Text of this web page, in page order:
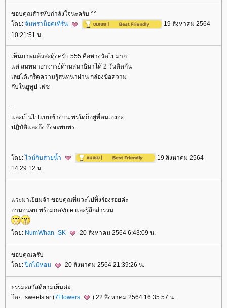
ขอบคุณสำรหับกำลังใจนะครับ ^^
ดย: จันทราน็อคเทิร์น
19 สิงหาคม 2564
10:21:51 น.
เห็นภาพแล้วสะดุ้งครับ 555 คือห่างวัดไปมาก
ต่ สนทนาอาจารย์ด้านสมาธิมาได้ 2 วันติดกัน
เลยได้เกร็ดความรู้สนทนาผ่าน กล่องข้อความ
กับในยูทูป เฟซ
ละเป็นไปแบบข้างบน พรใดก็อยู่ที่ตนเองจะ
ปฏิบัติและถึง จึงจะพบพร..
ดย:ไวน์กับสายน้ำ
19 สิงหาคม 2564
14:29:12 น.
วะมาเยี่ยมจ้า ขอบคุณที่แวะไปทิ้งร่องรอยค่ะ
อ่านจนจบ พร้อมกดVote และรู้สึกสำรวม
ดย: NumWhan_SK 20 สิงหาคม 2564 6:43:09 น.
ขอบคุณครับ
ดย:ปีกไม้หอม 20 สิงหาคม 2564 21:39:26 น.
ธรรมะสวัสดียามเย็นค่ะ
ดย: sweetstar (7Flowers ) 22 สิงหาคม 2564 16:35:57 น.